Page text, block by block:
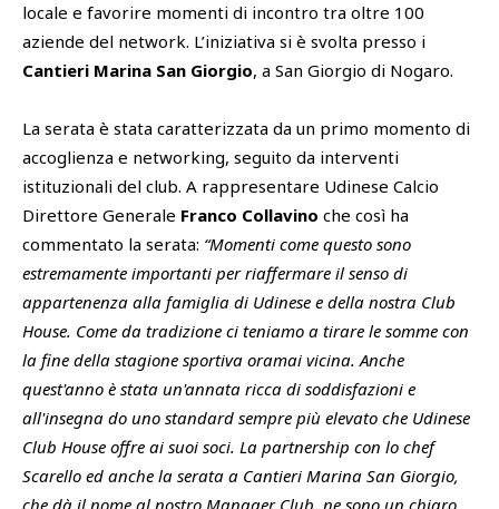
locale e favorire momenti di incontro tra oltre 100
aziende del network. L’iniziativa si è svolta presso i
Cantieri Marina San Giorgio, a San Giorgio di Nogaro.
La serata è stata caratterizzata da un primo momento di
accoglienza e networking, seguito da interventi
istituzionali del club. A rappresentare Udinese Calcio
Direttore Generale Franco Collavino che così ha
commentato la serata: “Momenti come questo sono
estremamente importanti per riaffermare il senso di
appartenenza alla famiglia di Udinese e della nostra Club
House. Come da tradizione ci teniamo a tirare le somme con
la fine della stagione sportiva oramai vicina. Anche
quest'anno è stata un'annata ricca di soddisfazioni e
all'insegna do uno standard sempre più elevato che Udinese
Club House offre ai suoi soci. La partnership con lo chef
Scarello ed anche la serata a Cantieri Marina San Giorgio,